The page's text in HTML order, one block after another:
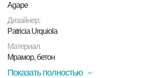
Agape
Дизайнер:
Patricia Urquiola
Материал
Мрамор, бетон
Показать полностью